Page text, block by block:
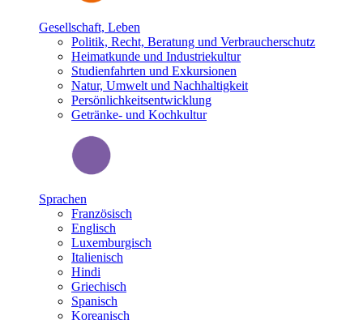
Gesellschaft, Leben
Politik, Recht, Beratung und Verbraucherschutz
Heimatkunde und Industriekultur
Studienfahrten und Exkursionen
Natur, Umwelt und Nachhaltigkeit
Persönlichkeitsentwicklung
Getränke- und Kochkultur
Sprachen
Französisch
Englisch
Luxemburgisch
Italienisch
Hindi
Griechisch
Spanisch
Koreanisch